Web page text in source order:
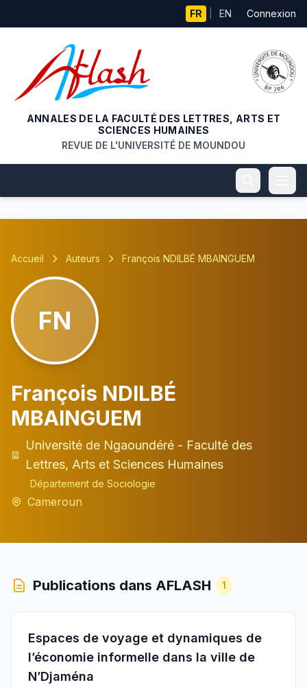
FR EN Connexion
ANNALES DE LA FACULTÉ DES LETTRES, ARTS ET
SCIENCES HUMAINES
REVUE DE L'UNIVERSITÉ DE MOUNDOU
Accueil Auteurs François NDILBÉ MBAINGUEM
FN
François NDILBÉ
MBAINGUEM
Université de Ngaoundéré - Faculté des
Lettres, Arts et Sciences Humaines
Département de Sociologie
Cameroun
Publications dans AFLASH 1
Espaces de voyage et dynamiques de
l’économie informelle dans la ville de
N’Djaména